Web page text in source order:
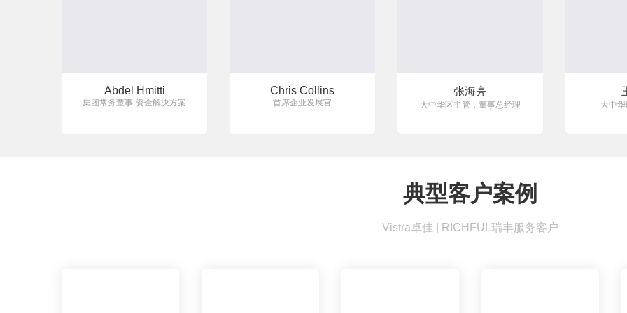
Abdel Hmitti
集团常务董事-资金解决方案
Chris Collins
首席企业发展官
张海亮
大中华区主管，董事总经理 大中
典型客户案例
Vistra卓佳 | RICHFUL瑞丰服务客户